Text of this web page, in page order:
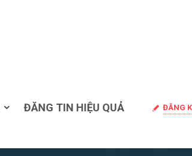
ĐĂNG TIN HIỆU QUẢ ĐĂNG